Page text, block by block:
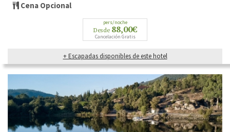
Cena Opcional
pers/noche
Desde 88,00€
Cancelación Gratis
+ Escapadas disponibles de este hotel